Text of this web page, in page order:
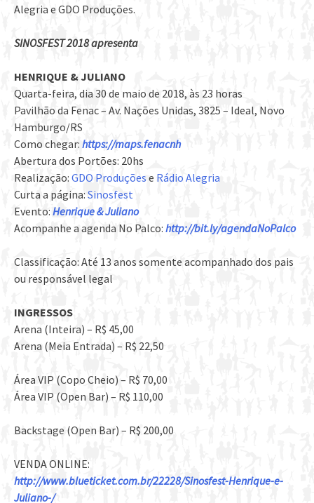
Alegria e GDO Produções.
SINOSFEST 2018 apresenta
HENRIQUE & JULIANO
Quarta-feira, dia 30 de maio de 2018, às 23 horas
Pavilhão da Fenac – Av. Nações Unidas, 3825 – Ideal, Novo
Hamburgo/RS
Como chegar: https://maps.fenacnh
Abertura dos Portões: 20hs
Realização: GDO Produções e Rádio Alegria
Curta a página: Sinosfest
Evento: Henrique & Juliano
Acompanhe a agenda No Palco: http://bit.ly/agendaNoPalco
Classificação: Até 13 anos somente acompanhado dos pais
ou responsável legal
INGRESSOS
Arena (Inteira) – R$ 45,00
Arena (Meia Entrada) – R$ 22,50
Área VIP (Copo Cheio) – R$ 70,00
Área VIP (Open Bar) – R$ 110,00
Backstage (Open Bar) – R$ 200,00
VENDA ONLINE:
http://www.blueticket.com.br/22228/Sinosfest-Henrique-e-
Juliano-/